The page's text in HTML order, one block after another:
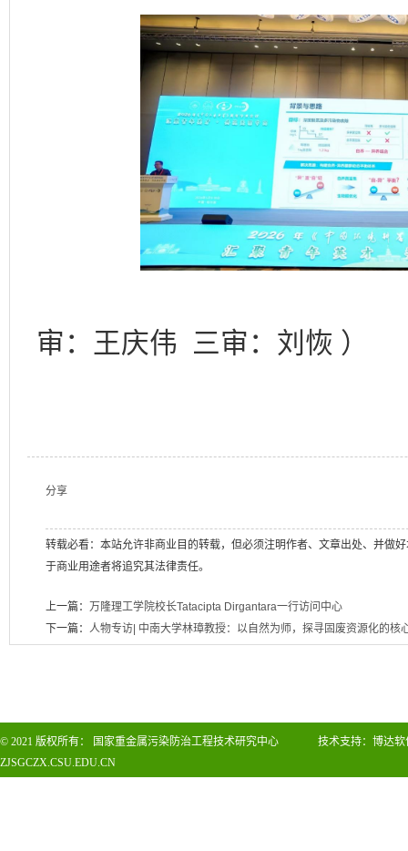
审：王庆伟 三审：刘恢 ）
分享
转载必看：本站允许非商业目的转载，但必须注明作者、文章出处、并做
于商业用途者将追究其法律责任。
上一篇： 万隆理工学院校长Tatacipta Dirgantara一行访问中心
下一篇： 人物专访| 中南大学林璋教授：以自然为师，探寻固废资源化的核
版权所有：
© 2021 国家重金属污染防治工程技术研究中心 技术支持： 博达软
ZJSGCZX.CSU.EDU.CN